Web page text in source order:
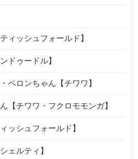
ィッシュフォールド】
ドゥードル】
ペロンちゃん【チワワ】
【チワワ・フクロモモンガ】
ッシュフォールド】
ェルティ】